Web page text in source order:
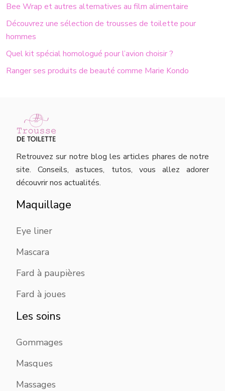
Bee Wrap et autres alternatives au film alimentaire
Découvrez une sélection de trousses de toilette pour
hommes
Quel kit spécial homologué pour l’avion choisir ?
Ranger ses produits de beauté comme Marie Kondo
Retrouvez sur notre blog les articles phares de notre
site. Conseils, astuces, tutos, vous allez adorer
découvrir nos actualités.
Maquillage
Eye liner
Mascara
Fard à paupières
Fard à joues
Les soins
Gommages
Masques
Massages